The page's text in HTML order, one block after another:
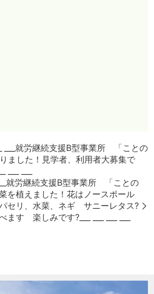
___ ___就労継続支援B型事業所 「ことの
ました！見学者、利用者大募集で
___ ___
___就労継続支援B型事業所 「ことの
を植えました！花はノースポール
セリ、水菜、ネギ サニーレタス?
す 楽しみです?___ ___ ___ ___